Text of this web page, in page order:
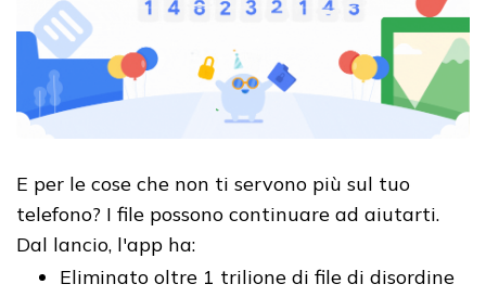
E per le cose che non ti servono più sul tuo
telefono? I file possono continuare ad aiutarti.
Dal lancio, l'app ha:
Eliminato oltre 1 trilione di file di disordine